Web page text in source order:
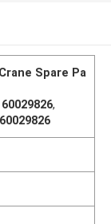
Spare Pa
,